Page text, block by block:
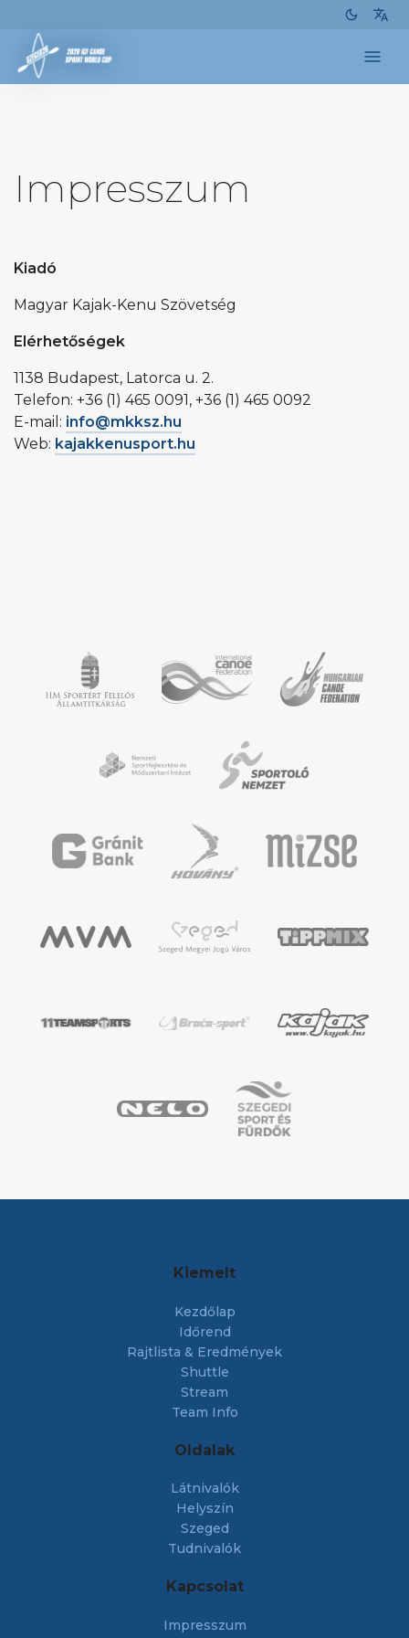
dark_mode translate
menu
Impresszum
Kiadó
Magyar Kajak-Kenu Szövetség
Elérhetőségek
1138 Budapest, Latorca u. 2.
Telefon: +36 (1) 465 0091, +36 (1) 465 0092
E-mail: info@mkksz.hu
Web: kajakkenusport.hu
Kiemelt
Kezdőlap
Időrend
Rajtlista & Eredmények
Shuttle
Stream
Team Info
Oldalak
Látnivalók
Helyszín
Szeged
Tudnivalók
Kapcsolat
Impresszum